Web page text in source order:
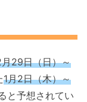
月29日（日）～
1月2日（木）～
と予想されてい